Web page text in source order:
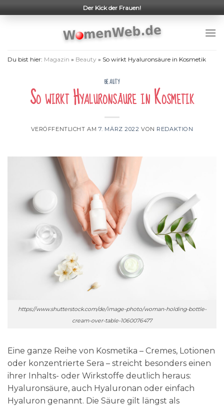
to
Der Kick der Frauen!
Du bist hier: Magazin » Beauty » So wirkt Hyaluronsäure in Kosmetik
BEAUTY
So wirkt Hyaluronsäure in Kosmetik
VERÖFFENTLICHT AM 7. MÄRZ 2022 VON REDAKTION
https://www.shutterstock.com/de/image-photo/woman-holding-bottle-
cream-over-table-1060076477
Eine ganze Reihe von Kosmetika – Cremes, Lotionen
oder konzentrierte Sera – streicht besonders einen
ihrer Inhalts- oder Wirkstoffe deutlich heraus:
Hyaluronsäure, auch Hyaluronan oder einfach
Hyaluron genannt. Die Säure gilt längst als